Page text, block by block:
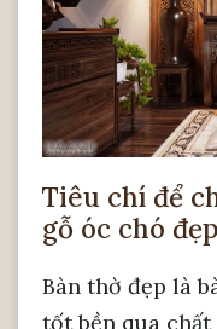
Tiêu chí để
gỗ óc chó đẹp
Bàn thờ đẹp là
tốt bền qua